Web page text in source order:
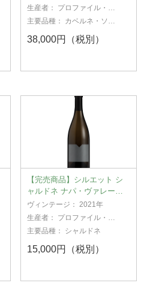
生産者： プロファイル・コ
レクション
主要品種： カベルネ・ソー
38,000円（税別）
【完売商品】シルエット シ
ャルドネ ナパ・ヴァレー
2021
ヴィンテージ：2021年
生産者： プロファイル・コ
レクション
主要品種： シャルドネ
15,000円（税別）